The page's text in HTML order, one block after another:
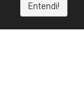
Entendi!